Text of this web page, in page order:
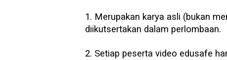
1. Merupakan karya asli (bukan
diikutsertakan dalam perlombaan.
2. Setiap peserta video edusafe